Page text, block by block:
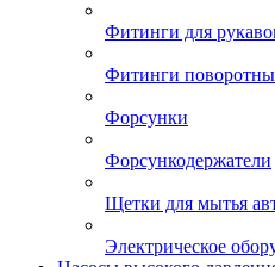
Фитинги для
Фитинги
Форсунки
Форсункодержатели
Щетки для мытья
Электрическое